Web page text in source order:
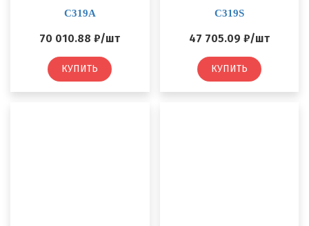
C319A
70 010.88 ₽/шт
КУПИТЬ
C319S
47 705.09 ₽/шт
КУПИТЬ